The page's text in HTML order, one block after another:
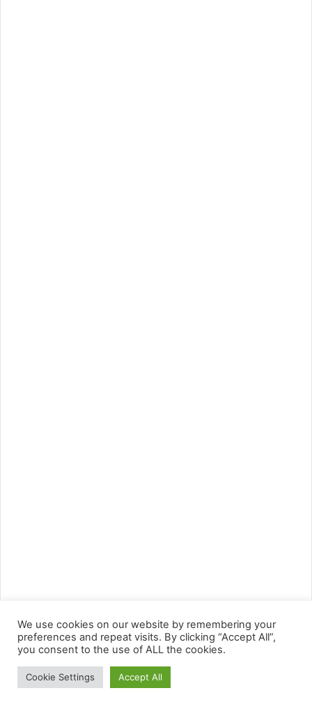
We use cookies on our website by remembering your
preferences and repeat visits. By clicking “Accept All”,
you consent to the use of ALL the cookies.
Cookie Settings Accept All